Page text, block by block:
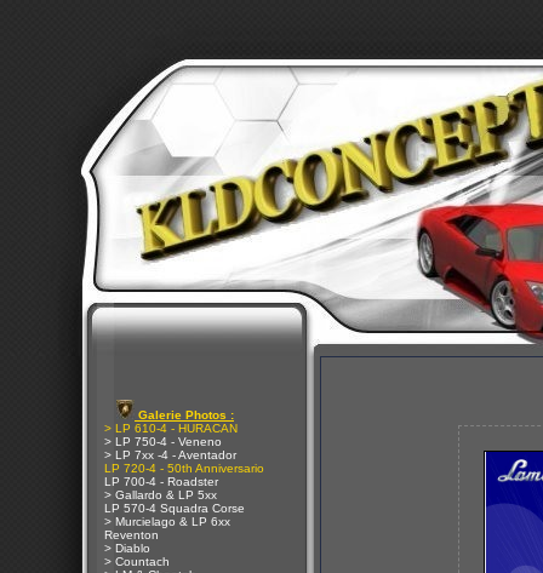
Galerie Photos :
> LP 610-4 - HURACAN
> LP 750-4 - Veneno
> LP 7xx -4 - Aventador
LP 720-4 - 50th Anniversario
LP 700-4 - Roadster
> Gallardo & LP 5xx
LP 570-4 Squadra Corse
> Murcielago & LP 6xx
Reventon
> Diablo
> Countach